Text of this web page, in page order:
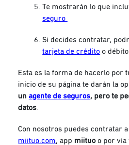
Te mostrarán lo que
seguro
Si decides contratar,
tarjeta de crédito o débito
Esta es la forma de hacerlo por
inicio de su página te darán la
un agente de seguros, pero te
datos.
Con nosotros puedes contratar
miituo.com, app miituo o por vía